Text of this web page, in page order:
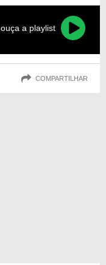
ouça a playlist
COMPARTILHAR